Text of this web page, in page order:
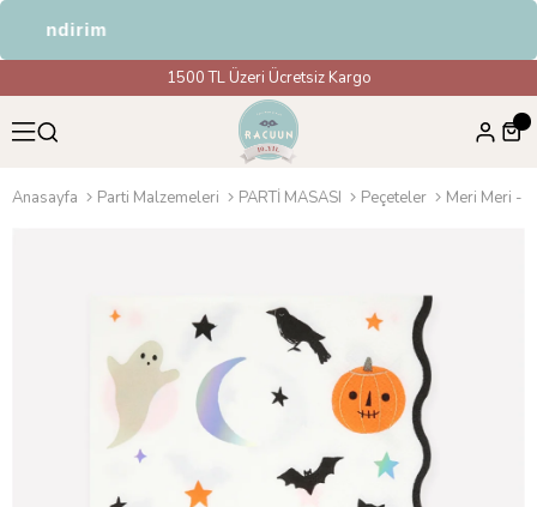
İndirim
1500 TL Üzeri Ücretsiz Kargo
Anasayfa Parti Malzemeleri PARTİ MASASI Peçeteler Meri Meri -